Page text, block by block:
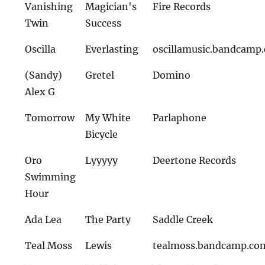
Vanishing
Twin
Magician's
Success
Fire Records
Oscilla Everlasting
(Sandy)
Alex G
Gretel Domino
Tomorrow
My White
Bicycle
Parlaphone
Oro
Swimming
Hour
Lyyyyy Deertone Records
Ada Lea The Party Saddle Creek
Teal Moss Lewis